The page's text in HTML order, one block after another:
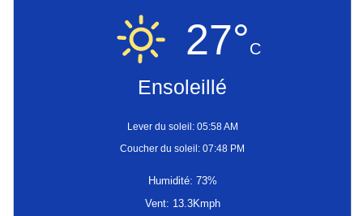
27°C
Ensoleillé
Lever du soleil: 05:58 AM
Coucher du soleil: 07:48 PM
Humidité: 73%
Vent: 13.3Kmph